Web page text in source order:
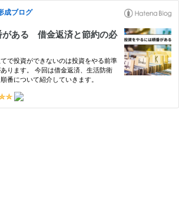
成ブログ
がある 借金返済と節約の必
で投資ができないのは投資をやる前準
ります。 今回は借金返済、生活防衛
番について紹介していきます。